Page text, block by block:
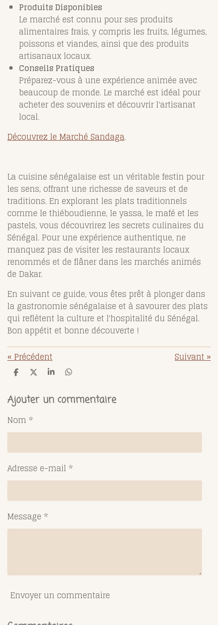
Produits Disponibles
Le marché est connu pour ses produits
alimentaires frais, y compris les fruits, légumes,
poissons et viandes, ainsi que des produits
artisanaux locaux.
Conseils Pratiques
Préparez-vous à une expérience animée avec
beaucoup de monde. Le marché est idéal pour
acheter des souvenirs et découvrir l'artisanat
local.
Découvrez le Marché Sandaga.
La cuisine sénégalaise est un véritable festin pour
les sens, offrant une richesse de saveurs et de
traditions. En explorant les plats traditionnels
comme le thiéboudienne, le yassa, le mafé et les
pastels, vous découvrirez les secrets culinaires du
Sénégal. Pour une expérience authentique, ne
manquez pas de visiter les restaurants locaux
renommés et de flâner dans les marchés animés
de Dakar.
En suivant ce guide, vous êtes prêt à plonger dans
la gastronomie sénégalaise et à savourer des plats
qui reflètent la culture et l'hospitalité du Sénégal.
Bon appétit et bonne découverte !
«Précédent Suivant»
P
t
a
e
r
P
t
a
r
P
t
a
r
P
t
a
r
Ajouter un commentaire
Nom *
Adresse e-mail *
Message *
Envoyer un commentaire